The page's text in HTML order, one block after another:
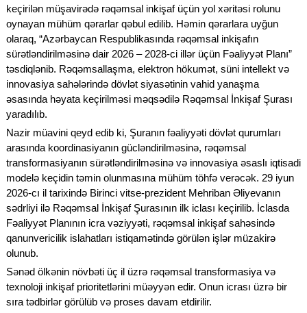
keçirilən müşavirədə rəqəmsal inkişaf üçün yol xəritəsi rolunu
oynayan mühüm qərarlar qəbul edilib. Həmin qərarlara uyğun
olaraq, “Azərbaycan Respublikasında rəqəmsal inkişafın
sürətləndirilməsinə dair 2026 – 2028-ci illər üçün Fəaliyyət Planı”
təsdiqlənib. Rəqəmsallaşma, elektron hökumət, süni intellekt və
innovasiya sahələrində dövlət siyasətinin vahid yanaşma
əsasında həyata keçirilməsi məqsədilə Rəqəmsal İnkişaf Şurası
yaradılıb.
Nazir müavini qeyd edib ki, Şuranın fəaliyyəti dövlət qurumları
arasında koordinasiyanın gücləndirilməsinə, rəqəmsal
transformasiyanın sürətləndirilməsinə və innovasiya əsaslı iqtisadi
modelə keçidin təmin olunmasına mühüm töhfə verəcək. 29 iyun
2026-cı il tarixində Birinci vitse-prezident Mehriban Əliyevanın
sədrliyi ilə Rəqəmsal İnkişaf Şurasının ilk iclası keçirilib. İclasda
Fəaliyyət Planının icra vəziyyəti, rəqəmsal inkişaf sahəsində
qanunvericilik islahatları istiqamətində görülən işlər müzakirə
olunub.
Sənəd ölkənin növbəti üç il üzrə rəqəmsal transformasiya və
texnoloji inkişaf prioritetlərini müəyyən edir. Onun icrası üzrə bir
sıra tədbirlər görülüb və proses davam etdirilir.